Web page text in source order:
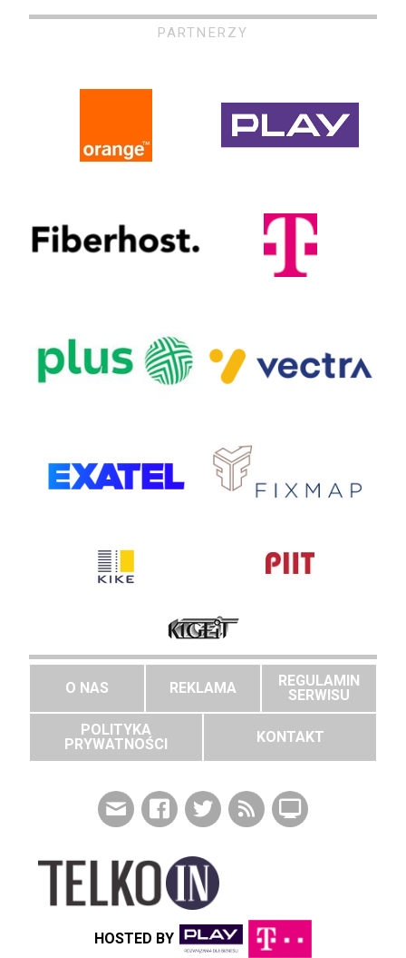
PARTNERZY
O NAS REKLAMA
REGULAMIN
SERWISU
POLITYKA
PRYWATNOŚCI
KONTAKT
HOSTED BY